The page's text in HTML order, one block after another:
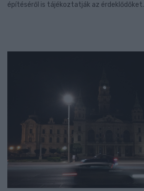
építéséről is tájékoztatják az érdeklődőket.